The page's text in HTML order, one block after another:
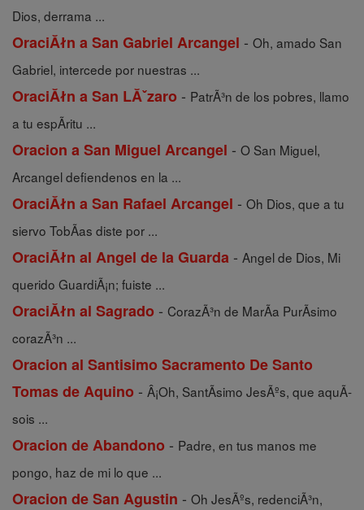
Dios, derrama ...
OraciĂłn a San Gabriel Arcangel - Oh, amado San
Gabriel, intercede por nuestras ...
OraciĂłn a San LĂˇzaro - PatrÃ³n de los pobres, llamo
a tu espÃ­ritu ...
Oracion a San Miguel Arcangel - O San Miguel,
Arcangel defiendenos en la ...
OraciĂłn a San Rafael Arcangel - Oh Dios, que a tu
siervo TobÃ­as diste por ...
OraciĂłn al Angel de la Guarda - Angel de Dios, Mi
querido GuardiÃ¡n; fuiste ...
OraciĂłn al Sagrado - CorazÃ³n de MarÃ­a PurÃ­simo
corazÃ³n ...
Oracion al Santisimo Sacramento De Santo
Tomas de Aquino - Â¡Oh, SantÃ­simo JesÃºs, que aquÃ­
sois ...
Oracion de Abandono - Padre, en tus manos me
pongo, haz de mi lo que ...
Oracion de San Agustin - Oh JesÃºs, redenciÃ³n,